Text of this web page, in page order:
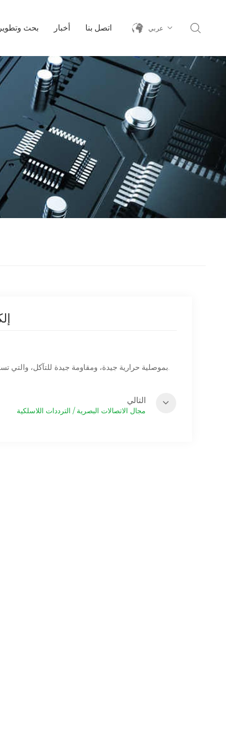
بحث وتطوير أخبار اتصل بنا عربي
يتمتع سيراميك AlN&Al2O3 بموصلية حرارية جيدة، ومقاومة جيدة للتآكل، والتي تستخدم على نطاق واسع في مجال إلكترونيات السيارات.
التالي
مجال الاتصالات البصرية / الترددات اللاسلكية